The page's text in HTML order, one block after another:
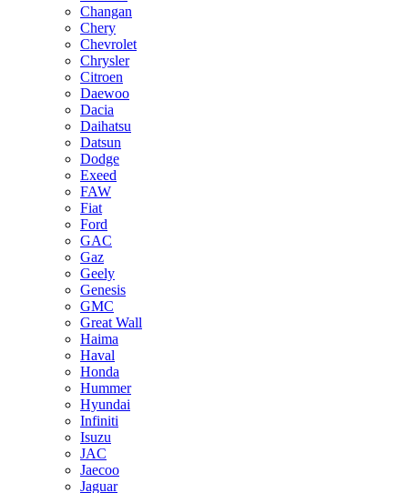
Changan
Chery
Chevrolet
Chrysler
Citroen
Daewoo
Dacia
Daihatsu
Datsun
Dodge
Exeed
FAW
Fiat
Ford
GAC
Gaz
Geely
Genesis
GMC
Great Wall
Haima
Haval
Honda
Hummer
Hyundai
Infiniti
Isuzu
JAC
Jaecoo
Jaguar